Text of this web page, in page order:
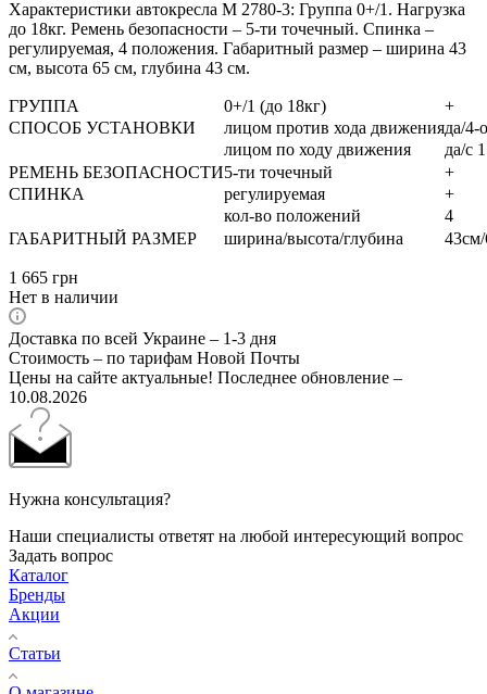
Характеристики автокресла M 2780-3: Группа 0+/1. Нагрузка
до 18кг. Ремень безопасности – 5-ти точечный. Спинка –
регулируемая, 4 положения. Габаритный размер – ширина 43
см, высота 65 см, глубина 43 см.
ГРУППА 0+/1 (до 18кг)
+
СПОСОБ УСТАНОВКИ
лицом против хода движенияда/4-
лицом по ходу движения
да/с
РЕМЕНЬ БЕЗОПАСНОСТИ5-ти точечный
+
СПИНКА
регулируемая
+
кол-во положений
4
ГАБАРИТНЫЙ РАЗМЕР
ширина/высота/глубина
1 665 грн
Нет в наличии
Доставка по всей Украине – 1-3 дня
Стоимость – по тарифам Новой Почты
Цены на сайте актуальные! Последнее обновление –
10.08.2026
Нужна консультация?
Наши специалисты ответят на любой интересующий вопрос
Задать вопрос
Каталог
Бренды
Акции
Статьи